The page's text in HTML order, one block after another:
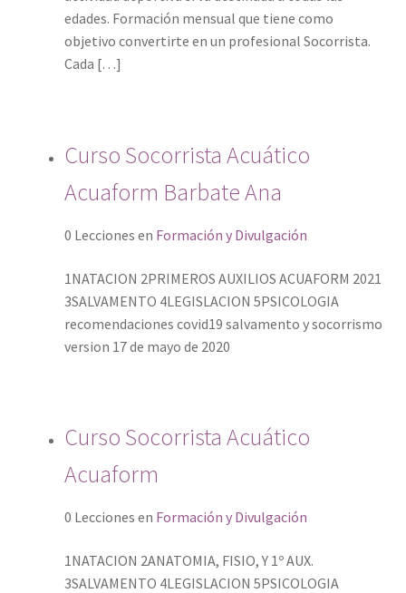
edades. Formación mensual que tiene como
objetivo convertirte en un profesional Socorrista.
Cada […]
Curso Socorrista Acuático
Acuaform Barbate Ana
0 Lecciones en Formación y Divulgación
1NATACION 2PRIMEROS AUXILIOS ACUAFORM 2021
3SALVAMENTO 4LEGISLACION 5PSICOLOGIA
recomendaciones covid19 salvamento y socorrismo
version 17 de mayo de 2020
Curso Socorrista Acuático
Acuaform
0 Lecciones en Formación y Divulgación
1NATACION 2ANATOMIA, FISIO, Y 1º AUX.
3SALVAMENTO 4LEGISLACION 5PSICOLOGIA